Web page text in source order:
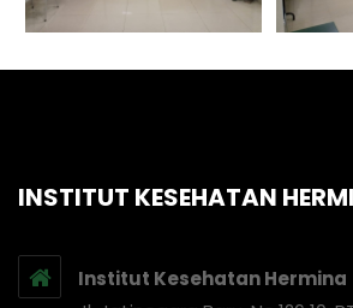
INSTITUT KESEHATAN
Institut Kesehatan Hermina